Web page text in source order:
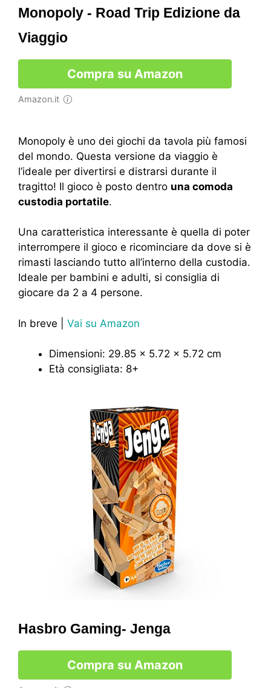
Monopoly - Road Trip Edizione da
Viaggio
Compra su Amazon
Amazon.it
Monopoly è uno dei giochi da tavola più famosi
del mondo. Questa versione da viaggio è
l’ideale per divertirsi e distrarsi durante il
tragitto! Il gioco è posto dentro una comoda
custodia portatile.
Una caratteristica interessante è quella di poter
interrompere il gioco e ricominciare da dove si è
rimasti lasciando tutto all’interno della custodia.
Ideale per bambini e adulti, si consiglia di
giocare da 2 a 4 persone.
In breve | Vai su Amazon
Dimensioni: ‎29.85 x 5.72 x 5.72 cm
Età consigliata: 8+
Hasbro Gaming- Jenga
Compra su Amazon